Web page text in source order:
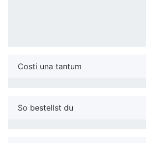
Costi una tantum
So bestellst du